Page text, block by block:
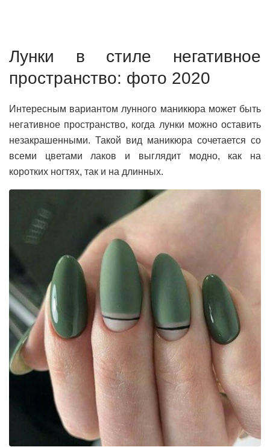
Лунки в стиле негативное
пространство: фото 2020
Интересным вариантом лунного маникюра может быть
негативное пространство, когда лунки можно оставить
незакрашенными. Такой вид маникюра сочетается со
всеми цветами лаков и выглядит модно, как на
коротких ногтях, так и на длинных.